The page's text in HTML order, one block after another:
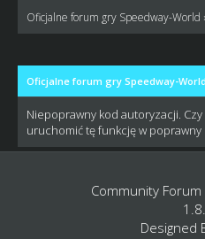
Oficjalne forum gry Speedway-World ›
Oficjalne forum gry Speedway-World
Niepoprawny kod autoryzacji.
uruchomić tę funkcję w
Community
Designed